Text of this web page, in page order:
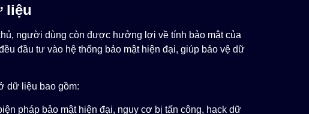
liệu
người dùng còn được hưởng lợi về tính bảo mật của
đầu tư vào hệ thống bảo mật hiện đại, giúp bảo vệ dữ
dữ liệu bao gồm:
pháp bảo mật hiện đại, nguy cơ bị tấn công, hack dữ